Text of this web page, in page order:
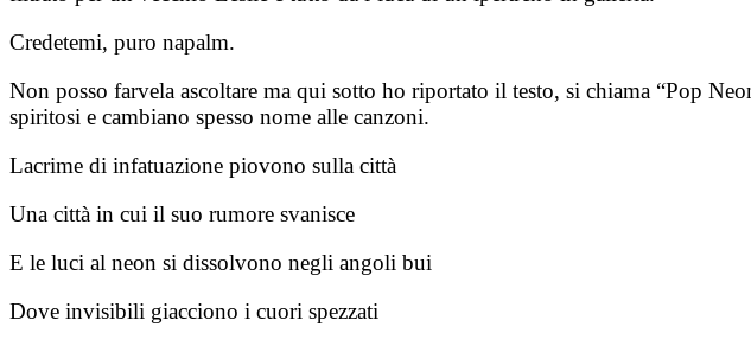
Credetemi, puro napalm.
Non posso farvela ascoltare ma qui sotto ho riportato il testo, si chiama “Pop
spiritosi e cambiano spesso nome alle canzoni.
Lacrime di infatuazione piovono sulla città
Una città in cui il suo rumore svanisce
E le luci al neon si dissolvono negli angoli bui
Dove invisibili giacciono i cuori spezzati